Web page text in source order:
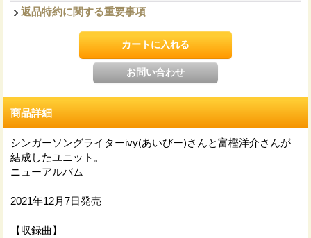
返品特約に関する重要事項
商品詳細
シンガーソングライターivy(あいびー)さんと富樫洋介さんが
結成したユニット。
ニューアルバム
2021年12月7日発売
【収録曲】